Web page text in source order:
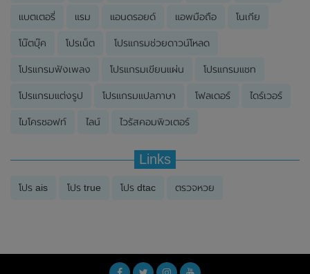
แบตเตอรี่ แรม แอนดรอยด์ แอพมือถือ โนเกีย
โน๊ตบุ๊ค โปรเน็ต โปรแกรมช่วยดาวน์โหลด
โปรแกรมฟังเพลง โปรแกรมเขียนแผ่น โปรแกรมแชท
โปรแกรมแต่งรูป โปรแกรมแปลภาษา โฟลเดอร์ ไดร์เวอร์
ไมโครซอฟท์ ไลน์ ไวรัสคอมพิวเตอร์
Links
โปร ais โปร true โปร dtac ตรวจหวย